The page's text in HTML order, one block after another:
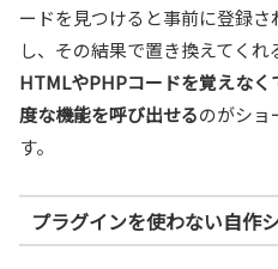
ードを見つけると事前に登録
し、その結果で置き換えてくれ
HTMLやPHPコードを覚えな
度な機能を呼び出せるのがショ
す。
プラグインを使わない自作